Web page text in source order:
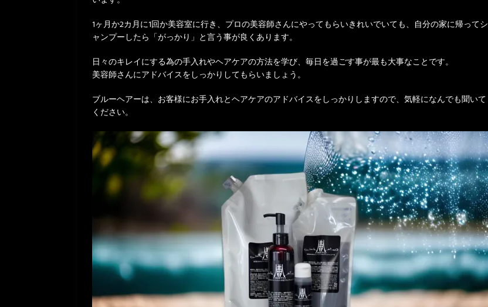
1ヶ月か2カ月に1回か美容室に行き、プロの美容師さんにやってもらいきれいでいても、自分の家に帰ってシ
ャンプーしたら「がっかり」と言う事が良くあります。
日々のキレイにする為の手入れやヘアケアの方法を学び、毎日を過ごす事が最も大事なことです。
美容師さんにアドバイスをしっかりしてもらいましょう。
ブルーヘアーは、お客様にお手入れとヘアケアのアドバイスをしっかりしますので、気軽になんでも聞いて
ください。